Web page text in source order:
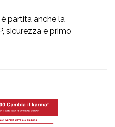
partita anche la
sicurezza e primo